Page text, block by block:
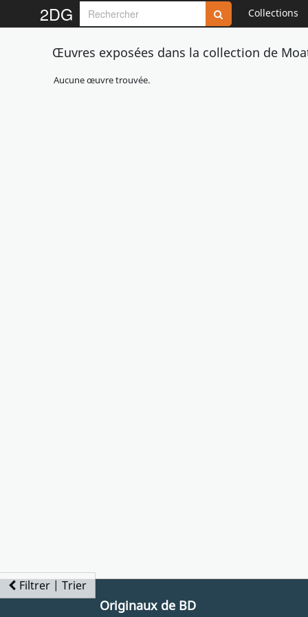
2DG Collections
Filtrer | Trier
Œuvres exposées dans la collection de
Aucune œuvre trouvée.
Originaux de BD